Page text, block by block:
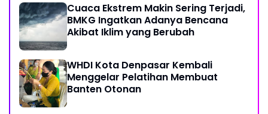
Cuaca Ekstrem Makin Sering Terjadi,
BMKG Ingatkan Adanya Bencana
Akibat Iklim yang Berubah
WHDI Kota Denpasar Kembali
Menggelar Pelatihan Membuat
Banten Otonan